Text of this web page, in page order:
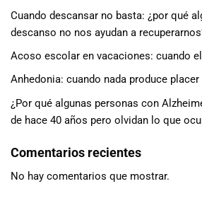
Cuando descansar no basta: ¿por qué
descanso no nos ayudan a
Acoso escolar en vacaciones: cuando
Anhedonia: cuando nada produce placer
¿Por qué algunas personas con
de hace 40 años pero olvidan lo que
Comentarios recientes
No hay comentarios que mostrar.